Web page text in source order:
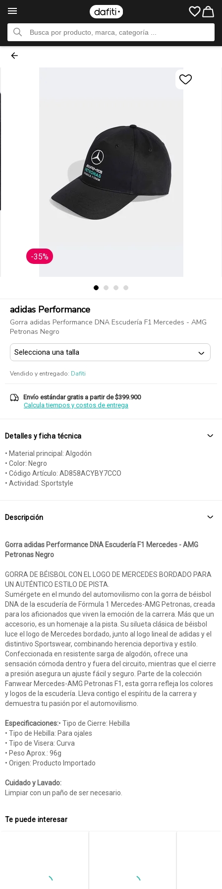
-35%
adidas Performance
Gorra adidas Performance DNA Escudería F1 Mercedes - AMG
Petronas Negro
Vendido y entregado: Dafiti
Envío estándar gratis a partir de $399.900
Calcula tiempos y costos de entrega
Detalles y ficha técnica
• Material principal: Algodón
• Color: Negro
• Código Artículo: AD858ACYBY7CCO
• Actividad: Sportstyle
Descripción
Gorra adidas Performance DNA Escudería F1 Mercedes - AMG
Petronas Negro
GORRA DE BÉISBOL CON EL LOGO DE MERCEDES BORDADO PARA
UN AUTÉNTICO ESTILO DE PISTA.
Sumérgete en el mundo del automovilismo con la gorra de béisbol
DNA de la escudería de Fórmula 1 Mercedes-AMG Petronas, creada
para los aficionados que viven la emoción de la carrera. Más que un
accesorio, es un homenaje a la pista. Su silueta clásica de béisbol
luce el logo de Mercedes bordado, junto al logo lineal de adidas y el
distintivo Sportswear, combinando herencia deportiva y estilo.
Confeccionada en resistente sarga de algodón, ofrece una
sensación cómoda dentro y fuera del circuito, mientras que el cierre
a presión asegura un ajuste fácil y seguro. Parte de la colección
Fanwear Mercedes-AMG Petronas F1, esta gorra refleja los colores
y logos de la escudería. Lleva contigo el espíritu de la carrera y
demuestra tu pasión por el automovilismo.
Especificaciones:• Tipo de Cierre: Hebilla
• Tipo de Hebilla: Para ojales
• Tipo de Visera: Curva
• Peso Aprox.: 96g
• Origen: Producto Importado
Cuidado y Lavado:
Limpiar con un paño de ser necesario.
Te puede interesar